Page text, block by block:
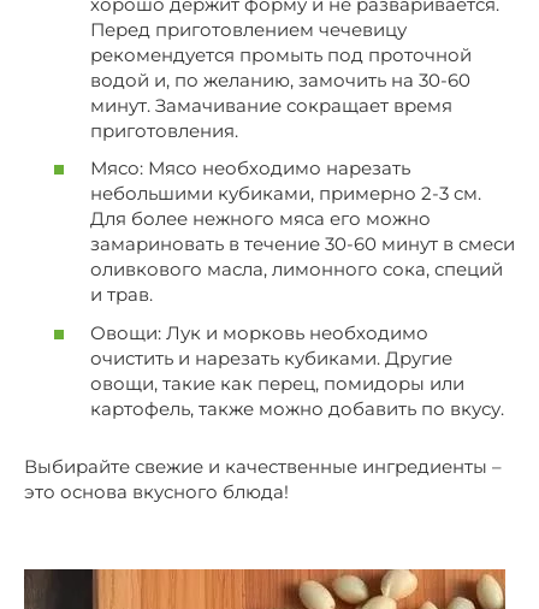
Перед приготовлением чечевицу
рекомендуется промыть под проточной
водой и, по желанию, замочить на 30-60
минут. Замачивание сокращает время
приготовления.
Мясо: Мясо необходимо нарезать
небольшими кубиками, примерно 2-3 см.
Для более нежного мяса его можно
замариновать в течение 30-60 минут в смеси
оливкового масла, лимонного сока, специй
и трав.
Овощи: Лук и морковь необходимо
очистить и нарезать кубиками. Другие
овощи, такие как перец, помидоры или
картофель, также можно добавить по вкусу.
Выбирайте свежие и качественные ингредиенты –
это основа вкусного блюда!